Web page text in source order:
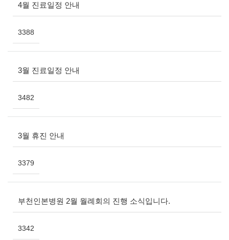
4월 진료일정 안내
3388
3월 진료일정 안내
3482
3월 휴진 안내
3379
부천인본병원 2월 월례회의 진행 소식입니다.
3342